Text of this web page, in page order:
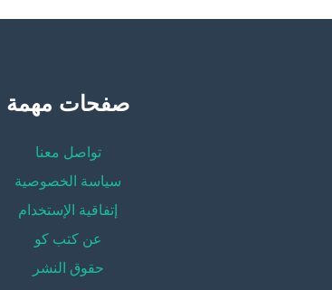
صفحات مهمة
تواصل معنا
سياسة الخصوصية
إتفاقية الإستخدام
عن كتب كو
حقوق النشر